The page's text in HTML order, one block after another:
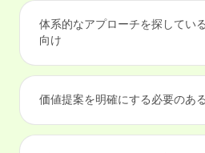
体系的なアプローチを探してい
向け
価値提案を明確にする必要のあ